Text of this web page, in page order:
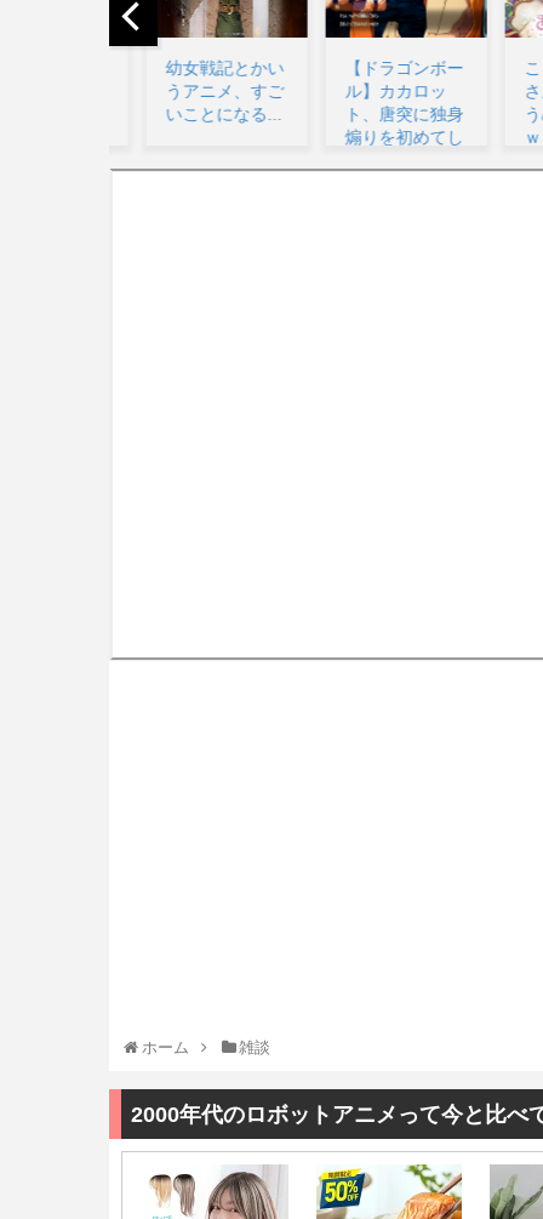
【ドラゴンボー
ル】カカロッ
ト、唐突に独身
煽りを初めてし
こど
さん
うめ
ｗｗｗ
幼女戦記とかい
うアニメ、すご
いことになる...
ホーム 雑談
2000年代のロボットアニメって今と比べ